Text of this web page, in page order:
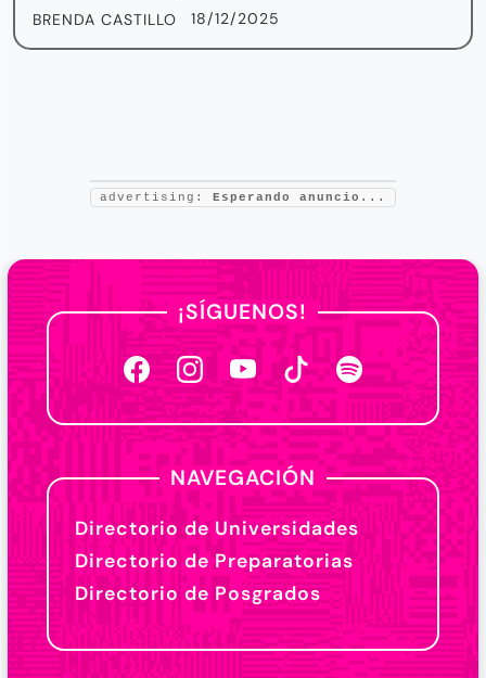
BRENDA CASTILLO 18/12/2025
advertising: Esperando anuncio...
¡SÍGUENOS!
NAVEGACIÓN
Directorio de Universidades
Directorio de Preparatorias
Directorio de Posgrados